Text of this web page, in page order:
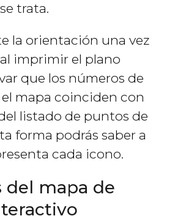
trata.
la orientación una vez
imprimir el plano
que los números de
mapa coinciden con
listado de puntos de
forma podrás saber a
cada icono.
del mapa de